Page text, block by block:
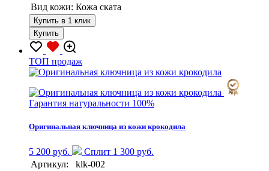
Вид кожи: Кожа ската
Купить в 1 клик
Купить
TOП продаж
Гарантия натуральности 100%
Оригинальная ключница из кожи крокодила
5 200 руб.
Сплит 1 300 руб.
Артикул:
klk-002